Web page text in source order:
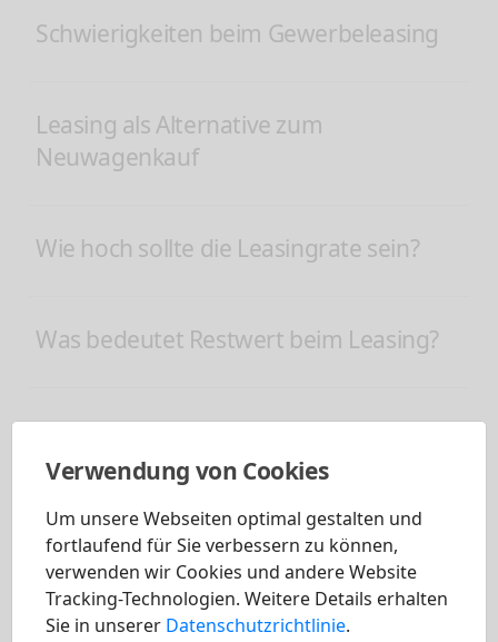
Verwendung von Cookies
Um unsere Webseiten optimal gestalten und
fortlaufend für Sie verbessern zu können,
verwenden wir Cookies und andere Website
Tracking-Technologien. Weitere Details erhalten
Sie in unserer Datenschutzrichtlinie.
Schwierigkeiten beim Gewerbeleasing
Leasing als Alternative zum
Neuwagenkauf
Wie hoch sollte die Leasingrate sein?
Was bedeutet Restwert beim Leasing?
Berechnung der Leasingrate
Höhe der Leasingrate: Die Faktoren
Ist ein Privatleasing sinnvoll?